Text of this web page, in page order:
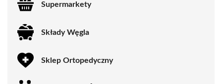
Supermarkety
Składy Węgla
Sklep Ortopedyczny